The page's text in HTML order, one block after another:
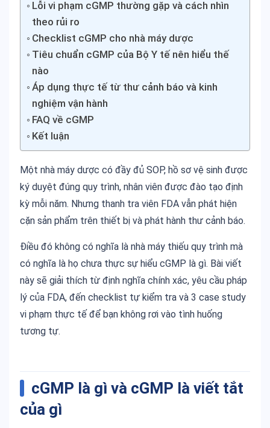
Lỗi vi phạm cGMP thường gặp và cách nhìn
theo rủi ro
Checklist cGMP cho nhà máy dược
Tiêu chuẩn cGMP của Bộ Y tế nên hiểu thế
nào
Áp dụng thực tế từ thư cảnh báo và kinh
nghiệm vận hành
FAQ về cGMP
Kết luận
Một nhà máy dược có đầy đủ SOP, hồ sơ vệ sinh được
ký duyệt đúng quy trình, nhân viên được đào tạo định
kỳ mỗi năm. Nhưng thanh tra viên FDA vẫn phát hiện
cặn sản phẩm trên thiết bị và phát hành thư cảnh báo.
Điều đó không có nghĩa là nhà máy thiếu quy trình mà
có nghĩa là họ chưa thực sự hiểu cGMP là gì. Bài viết
này sẽ giải thích từ định nghĩa chính xác, yêu cầu pháp
lý của FDA, đến checklist tự kiểm tra và 3 case study
vi phạm thực tế để bạn không rơi vào tình huống
tương tự.
cGMP là gì và cGMP là viết tắt
của gì